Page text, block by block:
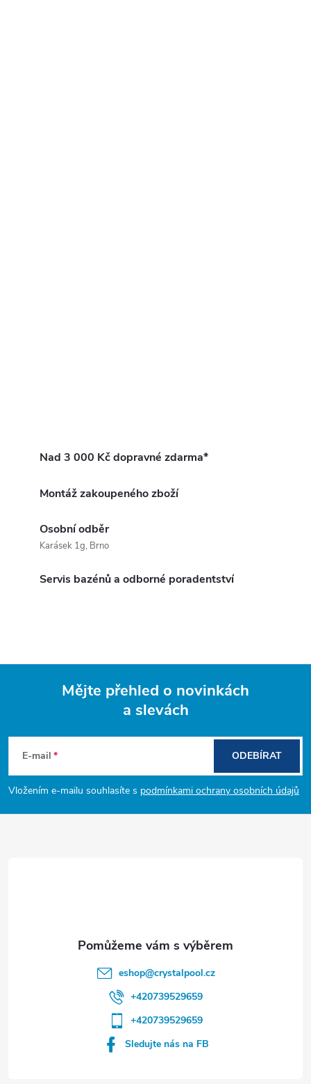
Nad 3 000 Kč dopravné zdarma*
Montáž zakoupeného zboží
Osobní odběr
Karásek 1g, Brno
Servis bazénů a odborné poradentství
p
a
Mějte přehled o novinkách
a slevách
E-mail
Vložením e-mailu souhlasíte s podmínkami ochrany osobních údajů
ODEBÍRAT
eshop@crystalpool.cz
+420739529659
+420739529659
Sledujte nás na FB